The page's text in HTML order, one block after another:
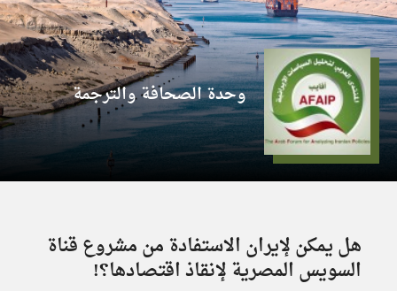
وحدة الصحافة والترجمة
هل يمكن لإيران الاستفادة من مشروع قناة
السويس المصرية لإنقاذ اقتصادها؟!